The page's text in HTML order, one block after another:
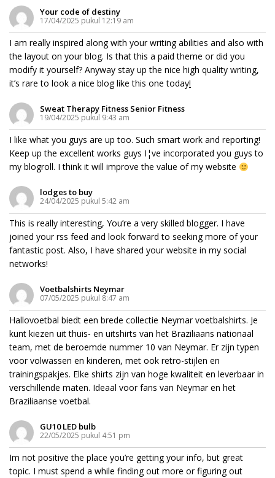
Your code of destiny
17/04/2025 pukul 12:19 am
I am really inspired along with your writing abilities and also with
the layout on your blog. Is that this a paid theme or did you
modify it yourself? Anyway stay up the nice high quality writing,
it’s rare to look a nice blog like this one today!
Sweat Therapy Fitness Senior Fitness
19/04/2025 pukul 9:43 am
I like what you guys are up too. Such smart work and reporting!
Keep up the excellent works guys I¦ve incorporated you guys to
my blogroll. I think it will improve the value of my website
lodges to buy
24/04/2025 pukul 5:42 am
This is really interesting, You’re a very skilled blogger. I have
joined your rss feed and look forward to seeking more of your
fantastic post. Also, I have shared your website in my social
networks!
Voetbalshirts Neymar
07/05/2025 pukul 8:47 am
Hallovoetbal biedt een brede collectie Neymar voetbalshirts. Je
kunt kiezen uit thuis- en uitshirts van het Braziliaans nationaal
team, met de beroemde nummer 10 van Neymar. Er zijn typen
voor volwassen en kinderen, met ook retro-stijlen en
trainingspakjes. Elke shirts zijn van hoge kwaliteit en leverbaar in
verschillende maten. Ideaal voor fans van Neymar en het
Braziliaanse voetbal.
GU10 LED bulb
22/05/2025 pukul 4:51 pm
Im not positive the place you’re getting your info, but great
topic. I must spend a while finding out more or figuring out